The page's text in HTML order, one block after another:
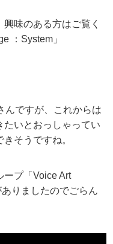
味のある方はご覧く
：System」
んですが、これからは
たいとおっしゃってい
そうですね。
ープ「Voice Art
りましたのでごらん